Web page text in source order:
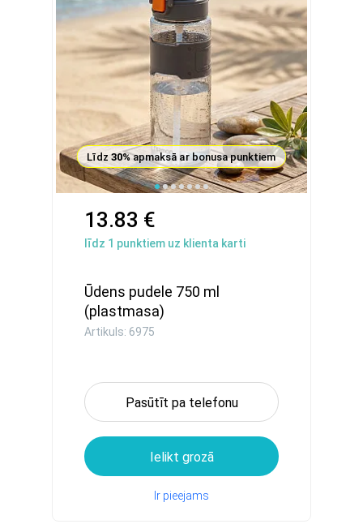
Līdz 30%apmaksā ar bonusa punktiem
13.83 €
līdz 1 punktiem uz klienta karti
Ūdens pudele 750 ml
(plastmasa)
Artikuls: 6975
Pasūtīt pa telefonu
Ielikt grozā
Ir pieejams